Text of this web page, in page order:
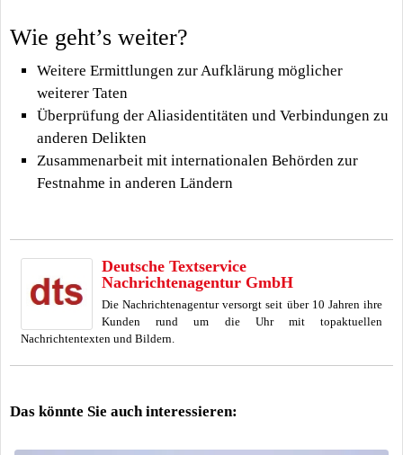
Wie geht’s weiter?
Weitere Ermittlungen zur Aufklärung möglicher
weiterer Taten
Überprüfung der Aliasidentitäten und Verbindungen zu
anderen Delikten
Zusammenarbeit mit internationalen Behörden zur
Festnahme in anderen Ländern
Deutsche Textservice
Nachrichtenagentur GmbH
Die Nachrichtenagentur versorgt seit über 10 Jahren ihre
Kunden rund um die Uhr mit topaktuellen
Nachrichtentexten und Bildern.
Das könnte Sie auch interessieren: